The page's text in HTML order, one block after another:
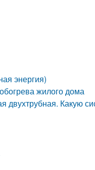
энергия)
жилого дома
двухтрубная. Какую